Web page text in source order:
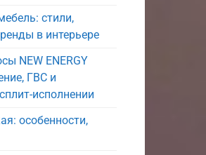
стили,
в интерьере
NEW ENERGY
ГВС и
исполнении
особенности,